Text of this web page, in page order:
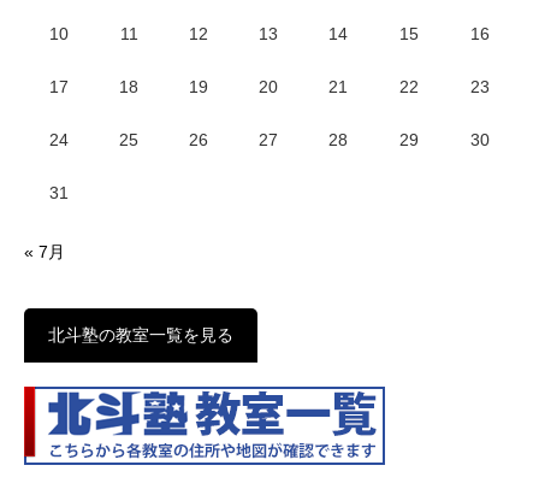
10 11 12 13 14 15 16
17 18 19 20 21 22 23
24 25 26 27 28 29 30
31
« 7月
北斗塾の教室一覧を見る